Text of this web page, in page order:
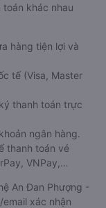
khác nhau
hàng tiện lợi và
tế (Visa, Master
thanh toán trực
ngân hàng.
thanh toán vé
VNPay,…
An Đan Phượng -
xác nhận